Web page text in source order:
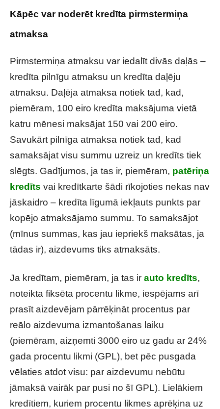
Kāpēc var noderēt kredīta pirmstermiņa
atmaksa
Pirmstermiņa atmaksu var iedalīt divās daļās –
kredīta pilnīgu atmaksu un kredīta daļēju
atmaksu. Daļēja atmaksa notiek tad, kad,
piemēram, 100 eiro kredīta maksājuma vietā
katru mēnesi maksājat 150 vai 200 eiro.
Savukārt pilnīga atmaksa notiek tad, kad
samaksājat visu summu uzreiz un kredīts tiek
slēgts. Gadījumos, ja tas ir, piemēram, patēriņa
kredīts vai kredītkarte šādi rīkojoties nekas nav
jāskaidro – kredīta līgumā iekļauts punkts par
kopējo atmaksājamo summu. To samaksājot
(mīnus summas, kas jau iepriekš maksātas, ja
tādas ir), aizdevums tiks atmaksāts.
Ja kredītam, piemēram, ja tas ir auto kredīts,
noteikta fiksēta procentu likme, iespējams arī
prasīt aizdevējam pārrēķināt procentus par
reālo aizdevuma izmantošanas laiku
(piemēram, aizņemti 3000 eiro uz gadu ar 24%
gada procentu likmi (GPL), bet pēc pusgada
vēlaties atdot visu: par aizdevumu nebūtu
jāmaksā vairāk par pusi no šī GPL). Lielākiem
kredītiem, kuriem procentu likmes aprēķina uz